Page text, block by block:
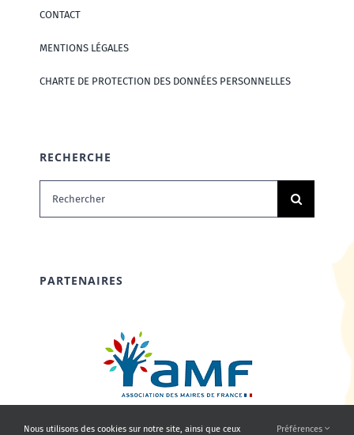
CONTACT
MENTIONS LÉGALES
CHARTE DE PROTECTION DES DONNÉES PERSONNELLES
RECHERCHE
Rechercher:
PARTENAIRES
Nous utilisons des cookies sur notre site, ainsi que ceux Préférences